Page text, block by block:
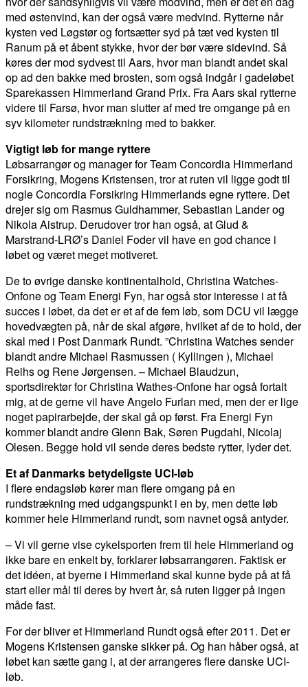
med østenvind, kan der også være medvind. Rytterne når
kysten ved Løgstør og fortsætter syd på tæt ved kysten til
Ranum på et åbent stykke, hvor der bør være sidevind. Så
køres der mod sydvest til Aars, hvor man blandt andet skal
op ad den bakke med brosten, som også indgår i gadeløbet
Sparekassen Himmerland Grand Prix. Fra Aars skal rytterne
videre til Farsø, hvor man slutter af med tre omgange på en
syv kilometer rundstrækning med to bakker.
Vigtigt løb for mange ryttere
Løbsarrangør og manager for Team Concordia Himmerland
Forsikring, Mogens Kristensen, tror at ruten vil ligge godt til
nogle Concordia Forsikring Himmerlands egne ryttere. Det
drejer sig om Rasmus Guldhammer, Sebastian Lander og
Nikola Aistrup. Derudover tror han også, at Glud &
Marstrand-LRØ’s Daniel Foder vil have en god chance i
løbet og været meget motiveret.
De to øvrige danske kontinentalhold, Christina Watches-
Onfone og Team Energi Fyn, har også stor interesse i at få
succes i løbet, da det er et af de fem løb, som DCU vil lægge
hovedvægten på, når de skal afgøre, hvilket af de to hold, der
skal med i Post Danmark Rundt. ”Christina Watches sender
blandt andre Michael Rasmussen ( Kyllingen ), Michael
Reihs og Rene Jørgensen. – Michael Blaudzun,
sportsdirektør for Christina Wathes-Onfone har også fortalt
mig, at de gerne vil have Angelo Furlan med, men der er lige
noget papirarbejde, der skal gå op først. Fra Energi Fyn
kommer blandt andre Glenn Bak, Søren Pugdahl, Nicolaj
Olesen. Begge hold vil sende deres bedste rytter, lyder det.
Et af Danmarks betydeligste UCI-løb
I flere endagsløb kører man flere omgang på en
rundstrækning med udgangspunkt i en by, men dette løb
kommer hele Himmerland rundt, som navnet også antyder.
– Vi vil gerne vise cykelsporten frem til hele Himmerland og
ikke bare en enkelt by, forklarer løbsarrangøren. Faktisk er
det idéen, at byerne i Himmerland skal kunne byde på at få
start eller mål til deres by hvert år, så ruten ligger på ingen
måde fast.
For der bliver et Himmerland Rundt også efter 2011. Det er
Mogens Kristensen ganske sikker på. Og han håber også, at
løbet kan sætte gang i, at der arrangeres flere danske UCI-
løb.